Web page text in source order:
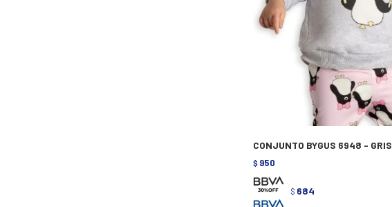
CONJUNTO BYGUS 6948 - GRIS
$ 950
$ 684